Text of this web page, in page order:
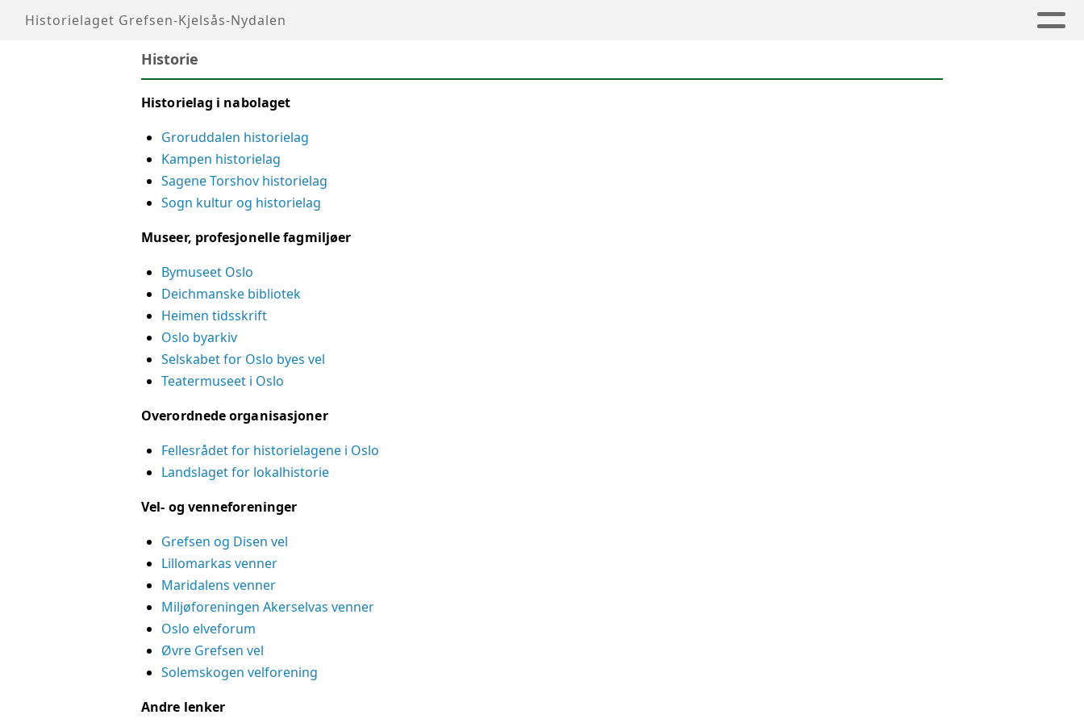
Historielaget Grefsen-Kjelsås-Nydalen
Historie
Historielag i nabolaget
Groruddalen historielag
Kampen historielag
Sagene Torshov historielag
Sogn kultur og historielag
Museer, profesjonelle fagmiljøer
Bymuseet Oslo
Deichmanske bibliotek
Heimen tidsskrift
Oslo byarkiv
Selskabet for Oslo byes vel
Teatermuseet i Oslo
Overordnede organisasjoner
Fellesrådet for historielagene i Oslo
Landslaget for lokalhistorie
Vel- og venneforeninger
Grefsen og Disen vel
Lillomarkas venner
Maridalens venner
Miljøforeningen Akerselvas venner
Oslo elveforum
Øvre Grefsen vel
Solemskogen velforening
Andre lenker